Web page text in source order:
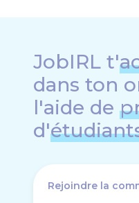
JobIRL t'
dans ton
l'aide de
d'
Rejoindre la